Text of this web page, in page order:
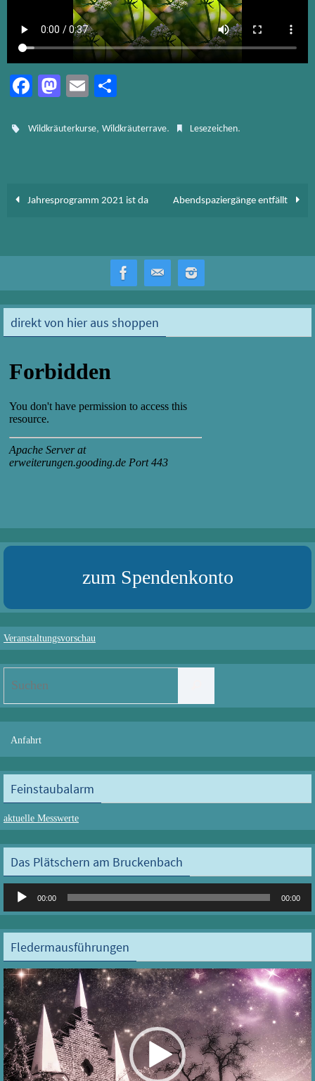
Fa
b
M
to
n
E
ail n
Wildkräuterkurse,Wildkräuterrave. Lesezeichen.
Jahresprogramm 2021 ist da Abendspaziergänge entfällt
direkt von hier aus shoppen
zum Spendenkonto
Veranstaltungsvorschau
Anfahrt
Feinstaubalarm
aktuelle Messwerte
Das Plätschern am Bruckenbach
Audio-
00:00 00:00
Fledermausführungen
Video-
Player